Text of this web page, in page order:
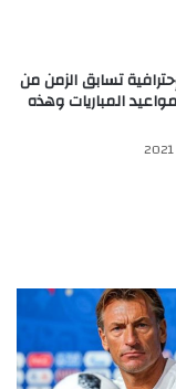
تسابق الزمن من
المباريات وهذه